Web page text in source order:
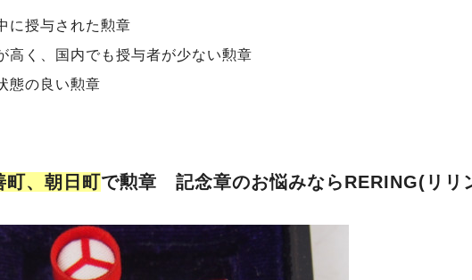
に授与された勲章
高く、国内でも授与者が少ない勲章
態の良い勲章
町、朝日町で勲章 記念章のお悩みならRERING(リリ